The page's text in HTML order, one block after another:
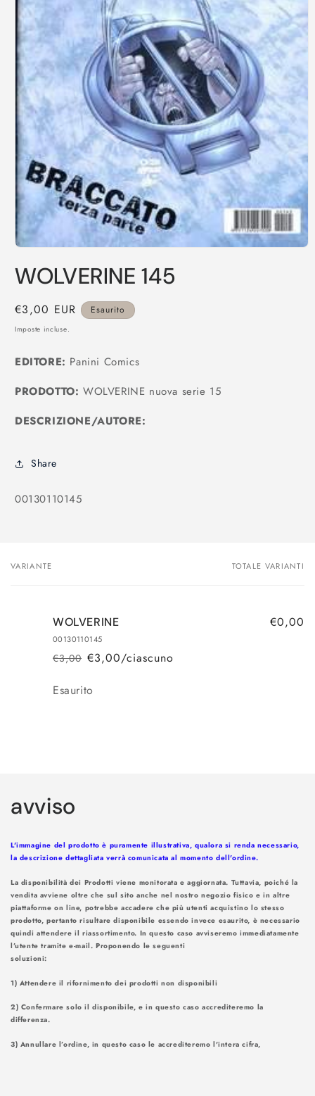
multimediali
1
finestra
modale
WOLVERINE 145
Prezzo
di
€3,00 EUR Esaurito
Imposte incluse.
EDITORE: Panini Comics
PRODOTTO: WOLVERINE nuova serie 15
DESCRIZIONE/AUTORE:
Share
SKU:
00130110145
Il
VARIANTE TOTALE VARIANTI
WOLVERINE
00130110145
Prezzo
listino
€3,00
Prezzo €3,00/ciascuno
€0,00
Quantità
Esaurito
corso...
avviso
L'immagine del prodotto è puramente illustrativa, qualora si renda necessario,
la descrizione dettagliata verrà comunicata al momento dell'ordine.
La disponibilità dei Prodotti viene monitorata e aggiornata. Tuttavia, poiché la
vendita avviene oltre che sul sito anche nel nostro negozio fisico e in altre
piattaforme on line, potrebbe accadere che più utenti acquistino lo stesso
prodotto, pertanto risultare disponibile essendo invece esaurito, è necessario
quindi attendere il riassortimento. In questo caso avviseremo immediatamente
l’utente tramite e-mail. Proponendo le seguenti
1) Attendere il rifornimento dei prodotti non disponibili
2) Confermare solo il disponibile, e in questo caso accrediteremo la
differenza.
3) Annullare l’ordine, in questo caso le accrediteremo l'intera cifra,